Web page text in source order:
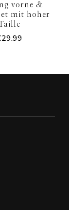
vorne &
mit hoher
29.99